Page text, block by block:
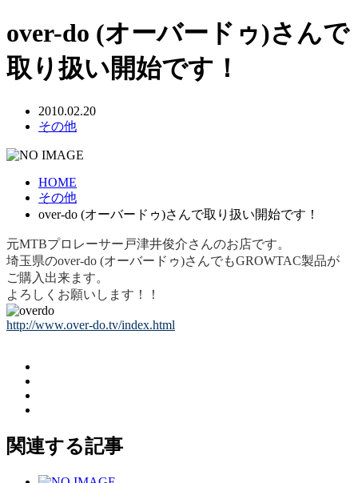
over-do (オーバードゥ)さんで
取り扱い開始です！
2010.02.20
その他
HOME
その他
over-do (オーバードゥ)さんで取り扱い開始です！
元MTBプロレーサー戸津井俊介さんのお店です。
埼玉県のover-do (オーバードゥ)さんでもGROWTAC製品が
ご購入出来ます。
よろしくお願いします！！
http://www.over-do.tv/index.html
関連する記事